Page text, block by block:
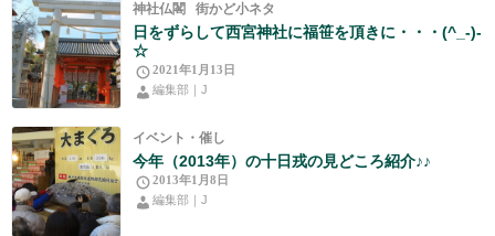
神社仏閣 街かど小ネタ
日をずらして西宮神社に福笹を頂きに・・・(^_-)-
☆
2021年1月13日
編集部｜J
イベント・催し
今年（2013年）の十日戎の見どころ紹介♪♪
2013年1月8日
編集部｜J